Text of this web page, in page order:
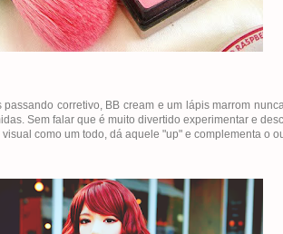
corretivo, BB cream e um lápis marrom
Sem falar que é muito divertido experimentar e
como um todo, dá aquele "up" e complementa o